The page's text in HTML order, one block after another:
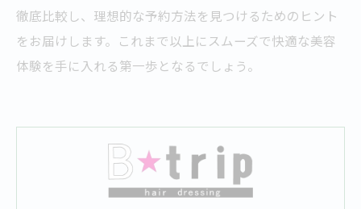
徹底比較し、理想的な予約方法を見つけるためのヒント
をお届けします。これまで以上にスムーズで快適な美容
体験を手に入れる第一歩となるでしょう。